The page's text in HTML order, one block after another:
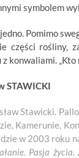
symbolem
Pomimo
części rośliny,
konwaliami. „Kto
STAWICKI
Stawicki.
Kamerunie,
w 2003 roku
Pasja